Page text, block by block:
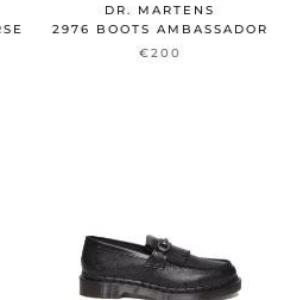
DR. MARTENS
2976 BOOTS AMBASSADOR
€200